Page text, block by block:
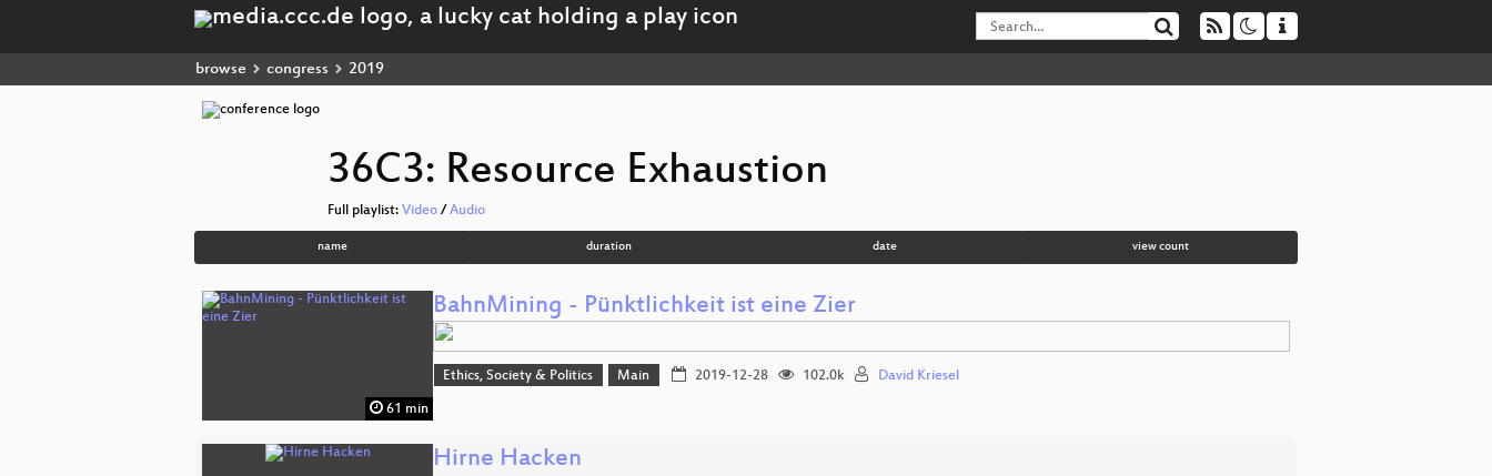
browse congress 2019
36C3: Resource Exhaustion
Full playlist: Video / Audio
name duration date view count
61 min
BahnMining - Pünktlichkeit ist eine Zier
Ethics, Society & Politics Main 2019-12-28 102.0k David Kriesel
Hirne Hacken